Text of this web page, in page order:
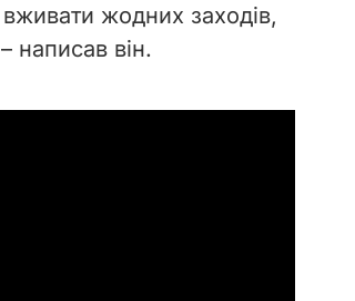
жодних заходів,
написав він.